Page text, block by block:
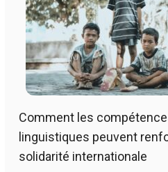
Comment les
linguistiques peuvent
solidarité internationale